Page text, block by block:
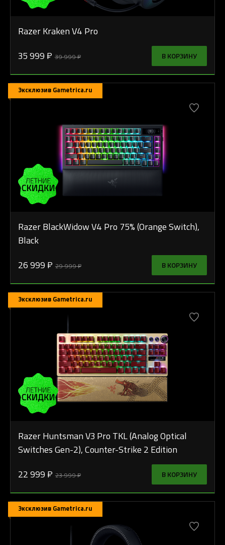
Razer Kraken V4 Pro
35 999 ₽ 39 999 ₽ В КОРЗИНУ
Эксклюзив Gametrica.ru
Razer BlackWidow V4 Pro 75% (Orange Switch),
Black
26 999 ₽ 29 999 ₽ В КОРЗИНУ
Эксклюзив Gametrica.ru
Razer Huntsman V3 Pro TKL (Analog Optical
Switches Gen-2), Counter-Strike 2 Edition
22 999 ₽ 23 999 ₽ В КОРЗИНУ
Эксклюзив Gametrica.ru